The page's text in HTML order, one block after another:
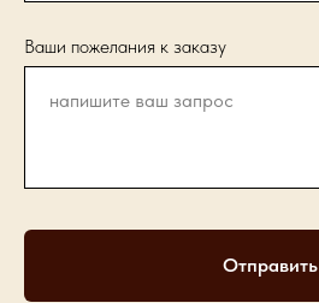
Ваши пожелания к заказу
Отправить